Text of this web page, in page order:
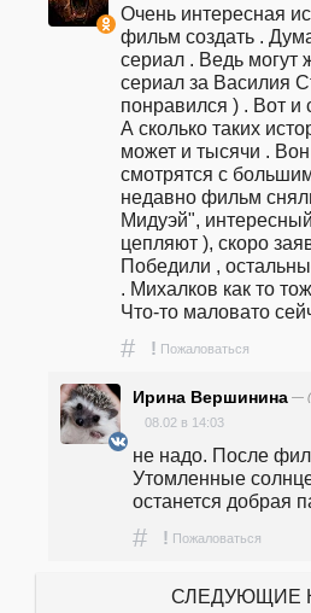
Очень интересная
фильм создать .
сериал . Ведь могут
сериал за Василия
понравился ) . Вот и
А сколько таких
может и тысячи .
смотрятся с
недавно фильм
Мидуэй",
цепляют ), скоро
Победили ,
. Михалков как то
Что-то маловато
# ! Пожаловаться
Ирина Вершинина —
08.02 в 14:03
не надо. После
Утомленные
останется добрая
# ! Пожаловаться
СЛЕДУЮЩИЕ